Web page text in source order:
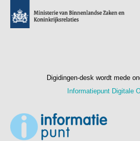
Digidingen-desk wordt mede
Informatiepunt Digitale